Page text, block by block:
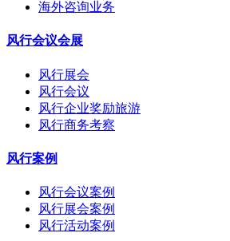
海外咨询业务
风行会议会展
风行展会
风行会议
风行企业奖励旅游
风行商务考察
风行案例
风行会议案例
风行展会案例
风行活动案例